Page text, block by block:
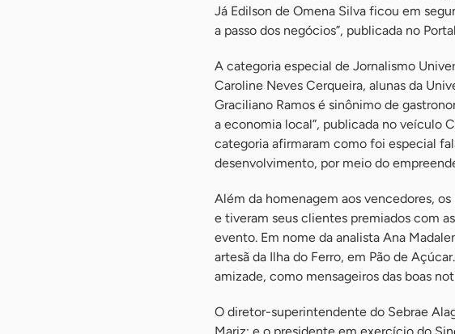
Já Edilson de Omena Silva ficou em
a passo dos negócios”, publicada no
A categoria especial de Jornalismo
Caroline Neves Cerqueira, alunas da
Graciliano Ramos é sinônimo de
a economia local”, publicada no veículo
categoria afirmaram como foi especial
desenvolvimento, por meio do
Além da homenagem aos vencedores,
e tiveram seus clientes premiados com
evento. Em nome da analista Ana
artesã da Ilha do Ferro, em Pão de
amizade, como mensageiros das boas
O diretor-superintendente do Sebrae